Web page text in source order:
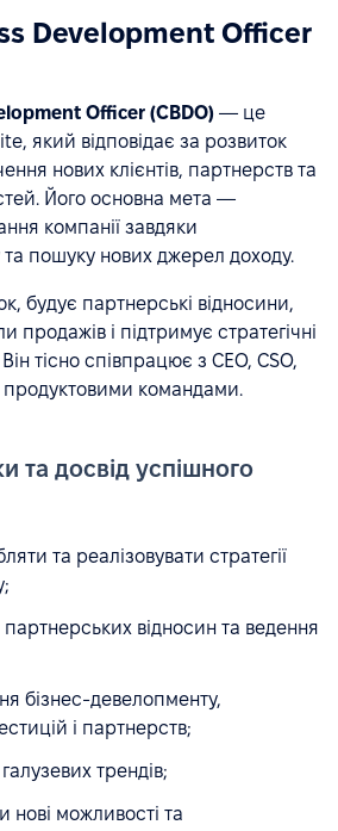
Development Officer
Officer (CBDO) — це
який відповідає за розвиток
нових клієнтів, партнерств та
Його основна мета —
компанії завдяки
пошуку нових джерел доходу.
будує партнерські відносини,
продажів і підтримує стратегічні
Він тісно співпрацює з CEO, CSO,
командами.
та досвід успішного
та реалізовувати стратегії
відносин та ведення
бізнес-девелопменту,
і партнерств;
трендів;
нові можливості та